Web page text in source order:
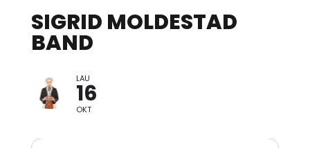
SIGRID MOLDESTAD
BAND
LAU
16
OKT